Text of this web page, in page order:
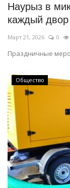
Наурыз в
каждый
Март 21, 2026 0
Праздничные
Общество